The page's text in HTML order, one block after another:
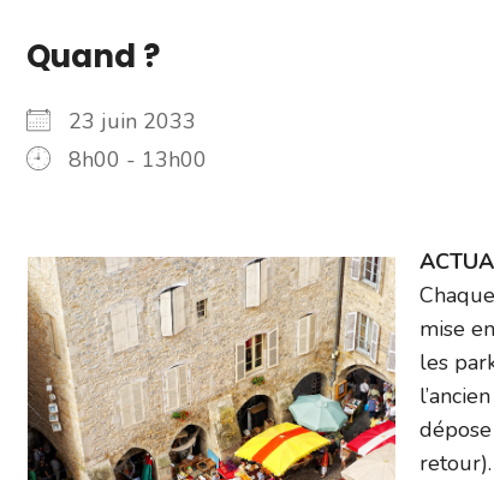
Quand ?
23 juin 2033
8h00 - 13h00
mise
les